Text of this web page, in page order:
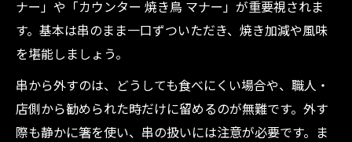
ナー」や「カウンター 焼き鳥 マナー」が重要視されま
す。基本は串のまま一口ずついただき、焼き加減や風味
を堪能しましょう。
串から外すのは、どうしても食べにくい場合や、職人・
店側から勧められた時だけに留めるのが無難です。外す
際も静かに箸を使い、串の扱いには注意が必要です。ま